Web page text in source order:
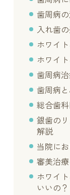
歯周病
入れ歯
ホワイ
ホワイ
歯周病
歯周病
総合歯
銀歯の
解説
当院に
審美治
ホワイ
いいの？